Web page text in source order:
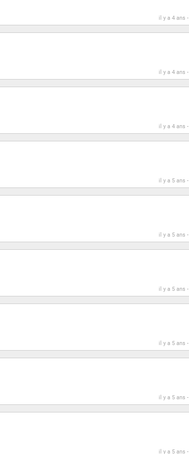
il y a 4 ans -
il y a 4 ans -
il y a 4 ans -
il y a 5 ans -
il y a 5 ans -
il y a 5 ans -
il y a 5 ans -
il y a 5 ans -
il y a 5 ans -